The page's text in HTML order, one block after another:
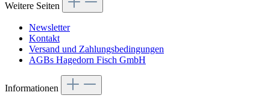
Weitere Seiten
Newsletter
Kontakt
Versand und Zahlungsbedingungen
AGBs Hagedorn Fisch GmbH
Informationen